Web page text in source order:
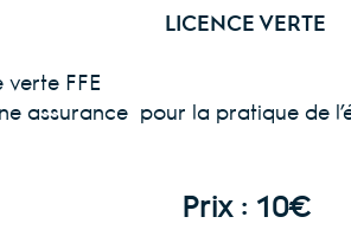
LICENCE VERTE
verte FFE
assurance pour la pratique de
Prix : 10€